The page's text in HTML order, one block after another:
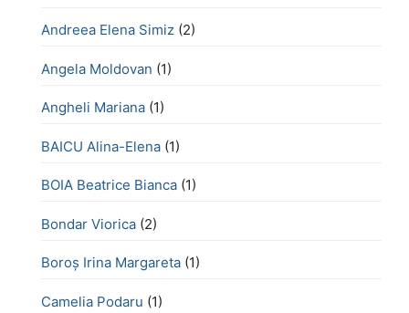
Andreea Elena Simiz (2)
Angela Moldovan (1)
Angheli Mariana (1)
BAICU Alina-Elena (1)
BOIA Beatrice Bianca (1)
Bondar Viorica (2)
Boroş Irina Margareta (1)
Camelia Podaru (1)